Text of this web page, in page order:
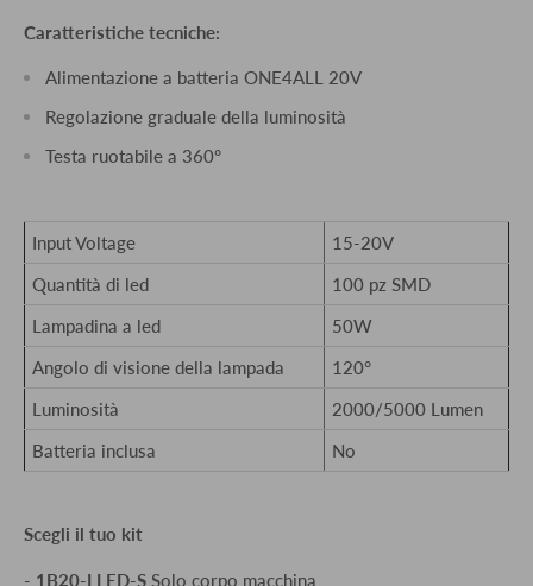
Caratteristiche tecniche:
Alimentazione a batteria ONE4ALL 20V
Regolazione graduale della luminosità
Testa ruotabile a 360°
Input Voltage
15-20V
Quantità di led
100 pz SMD
Lampadina a led
50W
Angolo di visione della lampada
120°
Luminosità
2000/5000 Lumen
Batteria inclusa
No
Scegli il tuo kit
- 1B20-LLED-S Solo corpo macchina